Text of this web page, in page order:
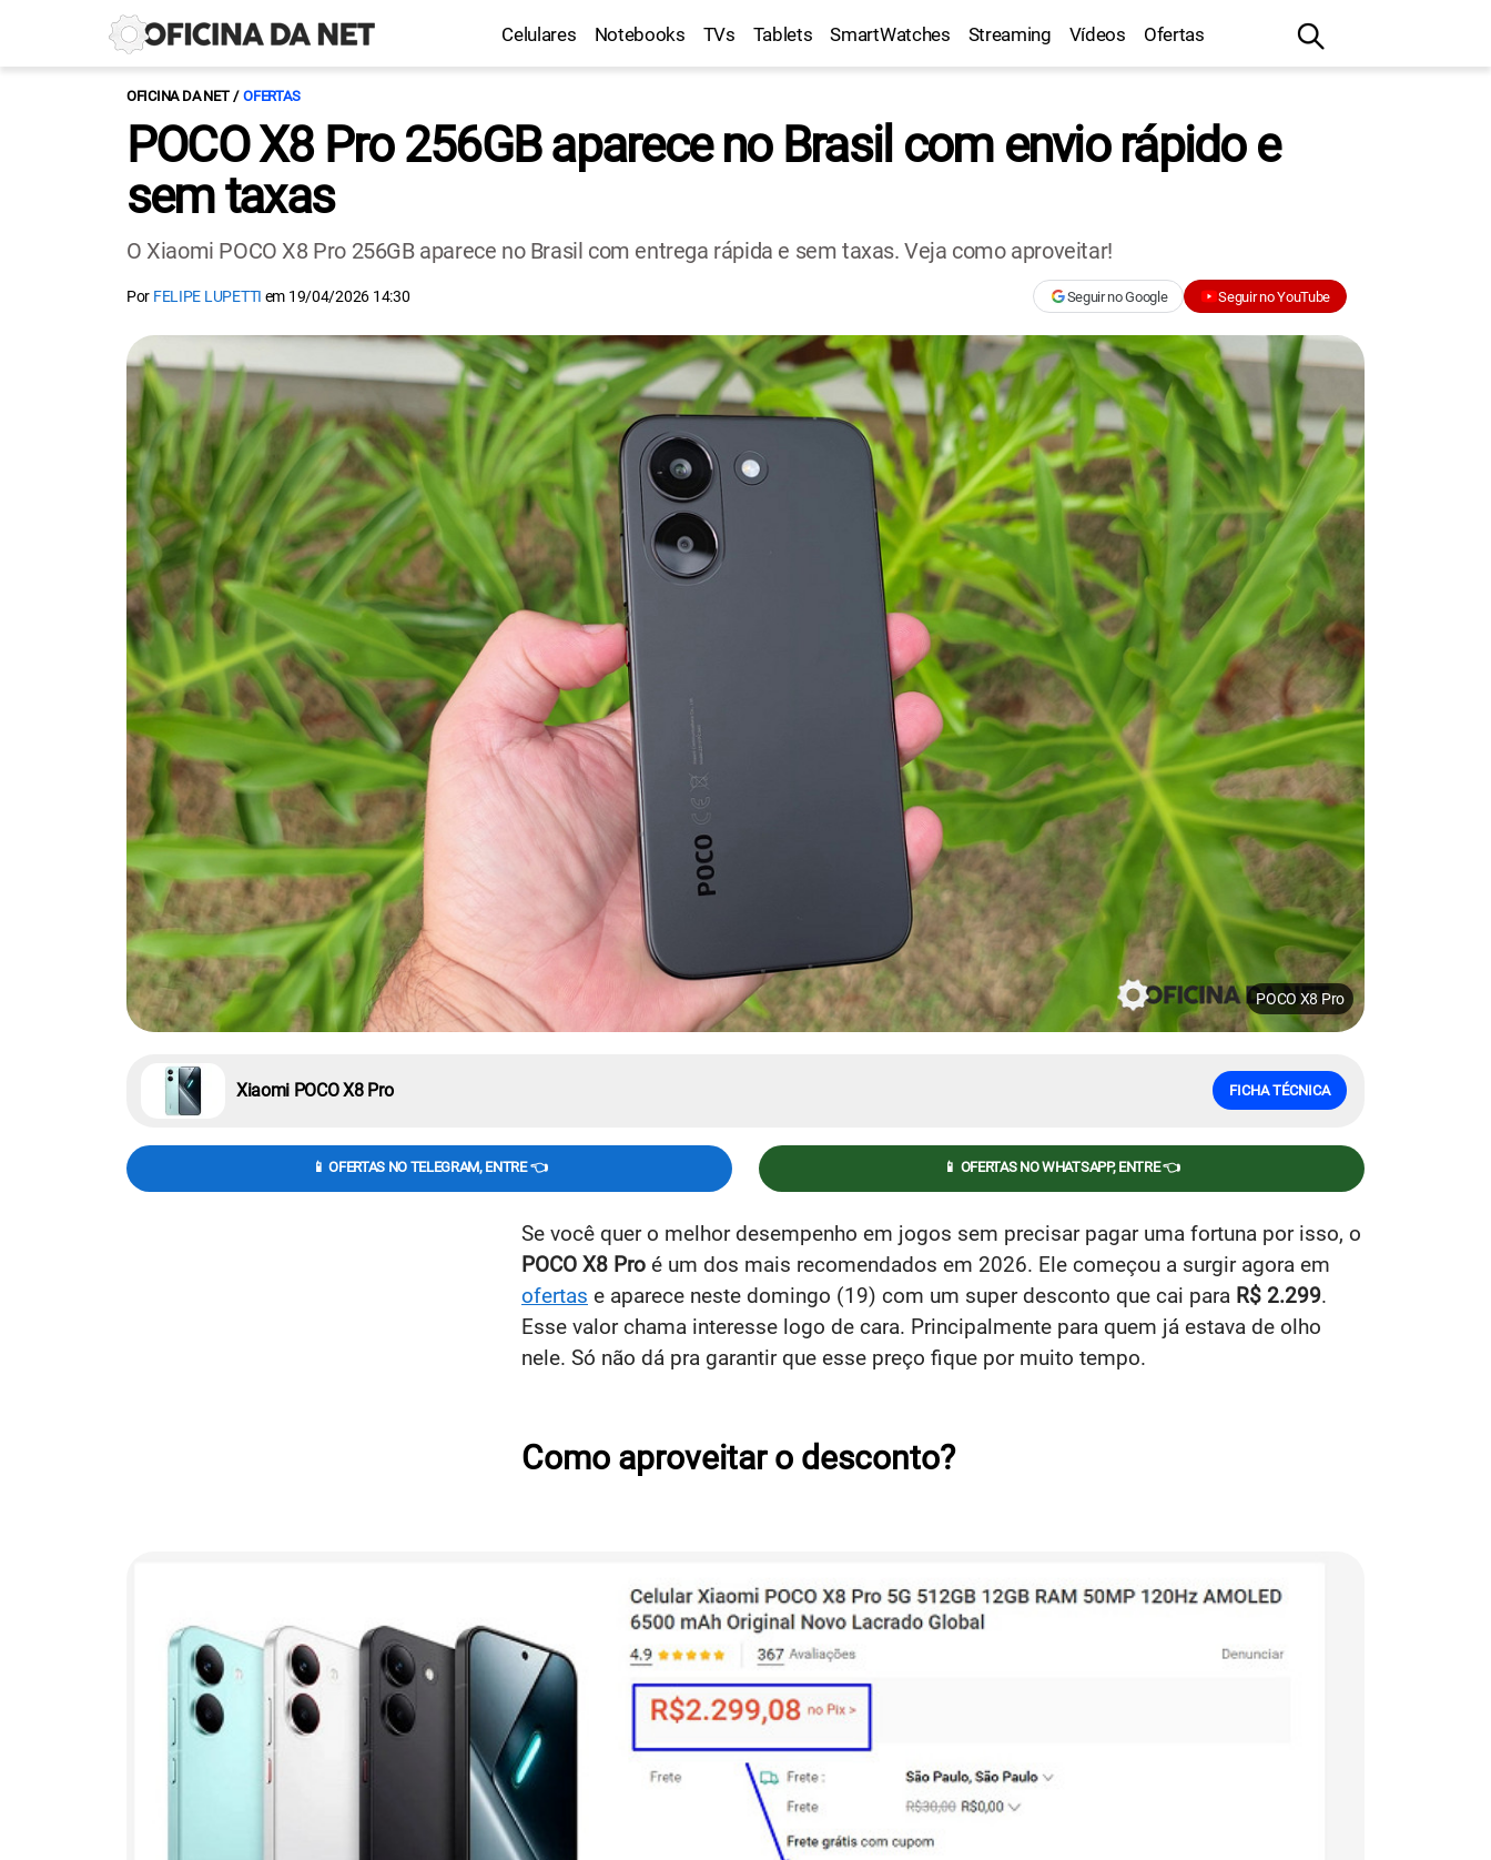
Celulares Notebooks TVs Tablets SmartWatches Streaming Vídeos Ofertas
OFICINA DA NET OFERTAS
POCO X8 Pro 256GB aparece no Brasil com envio rápido e
sem taxas
O Xiaomi POCO X8 Pro 256GB aparece no Brasil com entrega rápida e sem taxas. Veja como aproveitar!
Por FELIPE LUPETTI em 19/04/2026 14:30 Seguir no Google Seguir no YouTube
POCO X8 Pro
Xiaomi POCO X8 Pro FICHA TÉCNICA
📱 OFERTAS NO TELEGRAM, ENTRE 👈 📱 OFERTAS NO WHATSAPP, ENTRE 👈
Se você quer o melhor desempenho em jogos sem precisar pagar uma fortuna por isso, o
POCO X8 Pro é um dos mais recomendados em 2026. Ele começou a surgir agora em
ofertas e aparece neste domingo (19) com um super desconto que cai para R$ 2.299.
Esse valor chama interesse logo de cara. Principalmente para quem já estava de olho
nele. Só não dá pra garantir que esse preço fique por muito tempo.
Como aproveitar o desconto?